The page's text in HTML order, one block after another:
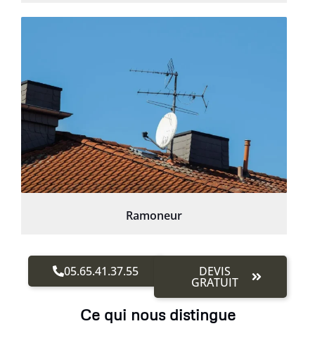
Ramoneur
05.65.41.37.55 DEVIS
GRATUIT
Ce qui nous distingue